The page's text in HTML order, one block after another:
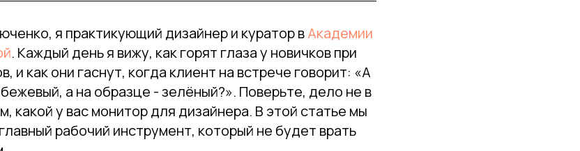
я практикующий дизайнер и куратор вАкадемии
. Каждый день я вижу, как горят глаза у новичков при
и как они гаснут, когда клиент на встрече говорит: «А
а на образце - зелёный?». Поверьте, дело не в
какой у вас монитор для дизайнера. В этой статье мы
рабочий инструмент, который не будет врать